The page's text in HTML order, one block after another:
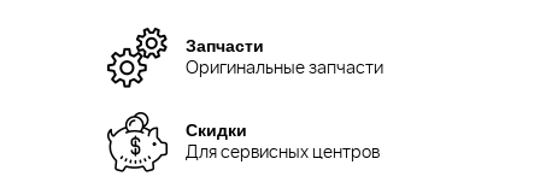
Запчасти
Оригинальные запчасти
Скидки
Для сервисных центров